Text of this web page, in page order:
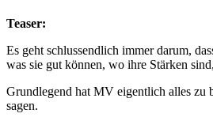
Teaser:
Es geht schlussendlich immer darum,
was sie gut können, wo ihre Stärken
Grundlegend hat MV eigentlich alles zu
sagen.